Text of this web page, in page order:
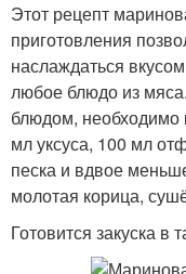
Этот рецепт
приготовления
наслаждаться
любое блюдо из
блюдом, необходимо
мл уксуса, 100 мл
песка и вдвое
молотая корица,
Готовится закуска в